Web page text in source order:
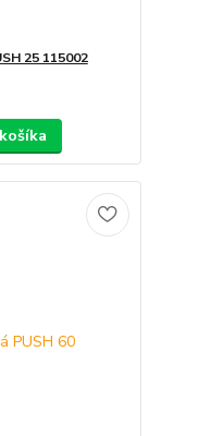
25 115002